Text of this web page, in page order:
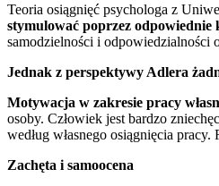
Teoria osiągnięć psychologa z
stymulować poprzez odpowiednie
samodzielności i odpowiedzialności
Jednak z perspektywy Adlera
Motywacja w zakresie pracy
osoby. Człowiek jest bardzo
według własnego osiągnięcia
Zachęta i samoocena